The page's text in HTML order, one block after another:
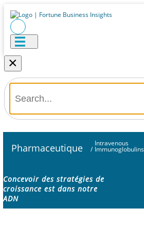
×
Pharmaceutique /
Intravenous
Concevoir des stratégies de
croissance est dans notre
ADN